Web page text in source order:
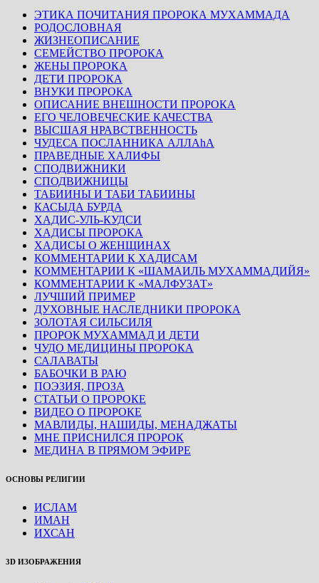
ЭТИКА ПОЧИТАНИЯ ПРОРОКА МУХАММАДА
РОДОСЛОВНАЯ
ЖИЗНЕОПИСАНИЕ
СЕМЕЙСТВО ПРОРОКА
ЖЕНЫ ПРОРОКА
ДЕТИ ПРОРОКА
ВНУКИ ПРОРОКА
ОПИСАНИЕ ВНЕШНОСТИ ПРОРОКА
ЕГО ЧЕЛОВЕЧЕСКИЕ КАЧЕСТВА
ВЫСШАЯ НРАВСТВЕННОСТЬ
ЧУДЕСА ПОСЛАННИКА АЛЛАhА
ПРАВЕДНЫЕ ХАЛИФЫ
СПОДВИЖНИКИ
СПОДВИЖНИЦЫ
ТАБИИНЫ И ТАБИ ТАБИИНЫ
КАСЫДА БУРДА
ХАДИС-УЛЬ-КУДСИ
ХАДИСЫ ПРОРОКА
ХАДИСЫ О ЖЕНЩИНАХ
КОММЕНТАРИИ К ХАДИСАМ
КОММЕНТАРИИ К «ШАМАИЛЬ МУХАММАДИЙЯ»
КОММЕНТАРИИ К «МАЛФУЗАТ»
ЛУЧШИЙ ПРИМЕР
ДУХОВНЫЕ НАСЛЕДНИКИ ПРОРОКА
ЗОЛОТАЯ СИЛЬСИЛЯ
ПРОРОК МУХАММАД И ДЕТИ
ЧУДО МЕДИЦИНЫ ПРОРОКА
САЛАВАТЫ
БАБОЧКИ В РАЮ
ПОЭЗИЯ, ПРОЗА
СТАТЬИ О ПРОРОКЕ
ВИДЕО О ПРОРОКЕ
МАВЛИДЫ, НАШИДЫ, МЕНАДЖАТЫ
МНЕ ПРИСНИЛСЯ ПРОРОК
МЕДИНА В ПРЯМОМ ЭФИРЕ
ОСНОВЫ РЕЛИГИИ
ИСЛАМ
ИМАН
ИХСАН
3D ИЗОБРАЖЕНИЯ